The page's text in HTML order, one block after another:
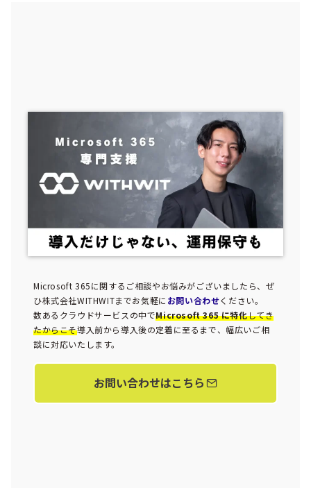
Microsoft 365に関するご相談やお悩みがございましたら、ぜ
ひ株式会社WITHWITまでお気軽に お問い合わせください。
数あるクラウドサービスの中でMicrosoft 365 に特化してき
たからこそ導入前から導入後の定着に至るまで、幅広いご相
談に対応いたします。
お問い合わせはこちら